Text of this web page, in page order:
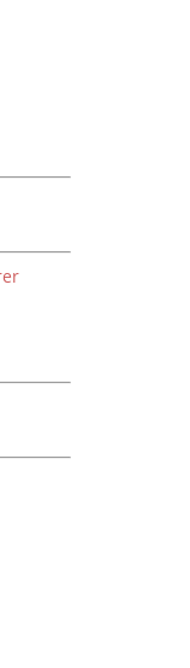
doch einfach
Klasse 6c, die
erstellt